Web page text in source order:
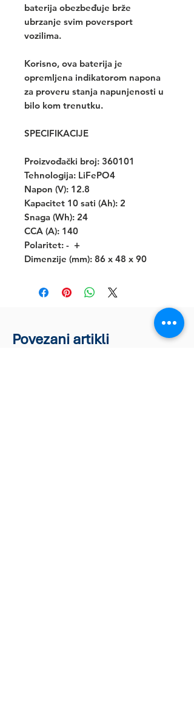
baterija obezbeđuje brže
ubrzanje svim poversport
vozilima.
Korisno, ova baterija je
opremljena indikatorom napona
za proveru stanja napunjenosti u
bilo kom trenutku.
SPECIFIKACIJE
Proizvođački broj: 360101
Tehnologija: LiFePO4
Napon (V): 12.8
Kapacitet 10 sati (Ah): 2
Snaga (Wh): 24
CCA (A): 140
Polaritet: -  +
Dimenzije (mm): 86 x 48 x 90
Povezani artikli